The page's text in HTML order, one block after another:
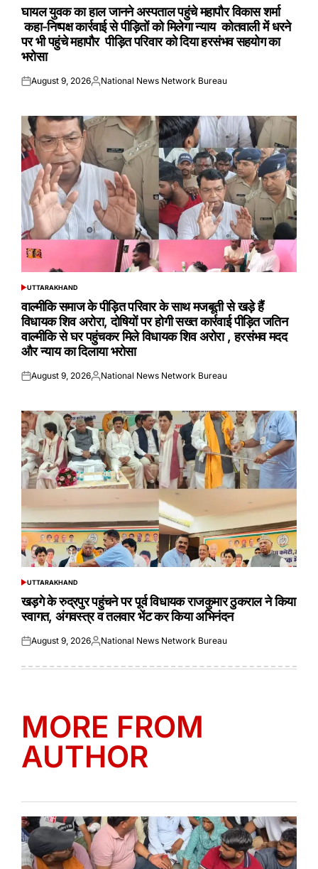
घायल युवक का हाल जानने अस्पताल पहुंचे महापौर विकास शर्मा
कहा-निष्पक्ष कार्रवाई से पीड़ितों को मिलेगा न्याय कोतवाली में धरने
पर भी पहुंचे महापौर पीड़ित परिवार को दिया हरसंभव सहयोग का
भरोसा
Posted
August 9, 2026Posted
National News Network Bureau
POSTED
UTTARAKHAND
वाल्मीकि समाज के पीड़ित परिवार के साथ मजबूती से खड़े हैं
विधायक शिव अरोरा, दोषियों पर होगी सख्त कार्रवाई पीड़ित जतिन
वाल्मीकि से घर पहुंचकर मिले विधायक शिव अरोरा , हरसंभव मदद
और न्याय का दिलाया भरोसा
Posted
August 9, 2026Posted
National News Network Bureau
POSTED
UTTARAKHAND
खड़गे के रुद्रपुर पहुंचने पर पूर्व विधायक राजकुमार ठुकराल ने किया
स्वागत, अंगवस्त्र व तलवार भेंट कर किया अभिनंदन
Posted
August 9, 2026Posted
National News Network Bureau
MORE FROM
AUTHOR